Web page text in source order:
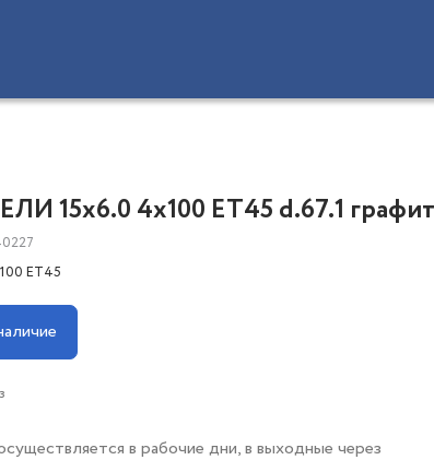
15x6.0 4x100 ET45 d.67.1 графит
ET45
в рабочие дни, в выходные через